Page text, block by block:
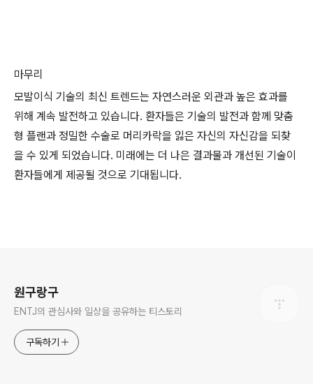
마무리
모발이식 기술의 최신 트렌드는 자연스러운 외관과 높은 효과를
위해 계속 발전하고 있습니다. 환자들은 기술의 발전과 함께 맞춤
형 플랜과 정밀한 수술로 머리카락을 잃은 자신의 자신감을 되찾
을 수 있게 되었습니다. 미래에는 더 나은 결과물과 개선된 기술이
환자들에게 제공될 것으로 기대됩니다.
원구랑구
ENTJ의 관심사와 일상을 공유하는 티스토리
구독하기